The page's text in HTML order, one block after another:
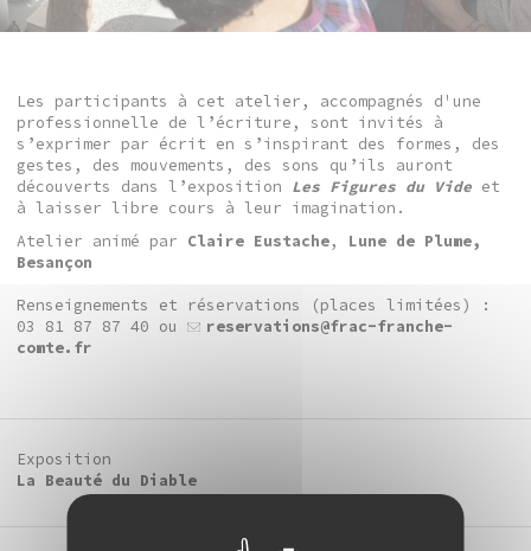
Les participants à cet atelier, accompagnés d'une
professionnelle de l’écriture, sont invités à
s’exprimer par écrit en s’inspirant des formes, des
gestes, des mouvements, des sons qu’ils auront
découverts dans l’exposition Les Figures du Vide et
à laisser libre cours à leur imagination.
Atelier animé par Claire Eustache, Lune de Plume,
Besançon
Renseignements et réservations (places limitées) :
03 81 87 87 40 ou
reservations@frac-franche-
comte.fr
Exposition
La Beauté du Diable